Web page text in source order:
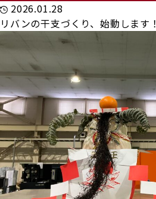
2026.01.28
リバンの干支づくり、始動します！